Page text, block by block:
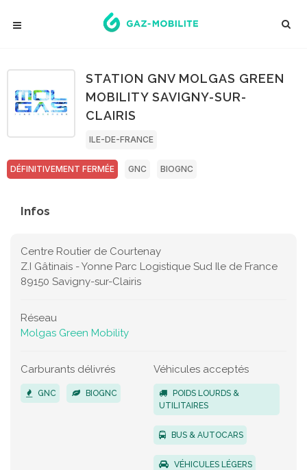
STATION GNV MOLGAS GREEN
MOBILITY SAVIGNY-SUR-
CLAIRIS
ILE-DE-FRANCE
DÉFINITIVEMENT FERMÉE GNC BIOGNC
Infos
Centre Routier de Courtenay
Z.I Gâtinais - Yonne Parc Logistique Sud Ile de France
89150 Savigny-sur-Clairis
Réseau
Molgas Green Mobility
Carburants délivrés
GNC BIOGNC
Véhicules acceptés
POIDS LOURDS &
UTILITAIRES
BUS & AUTOCARS
VÉHICULES LÉGERS